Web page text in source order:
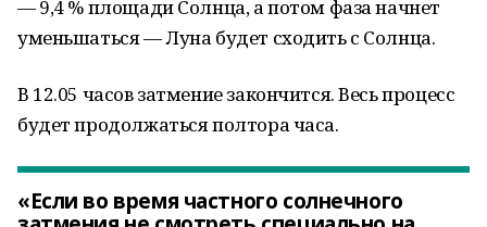
— 9,4 % площади Солнца, а потом фаза начнет
уменьшаться — Луна будет сходить с Солнца.
В 12.05 часов затмение закончится. Весь процесс
будет продолжаться полтора часа.
«Если во время частного солнечного